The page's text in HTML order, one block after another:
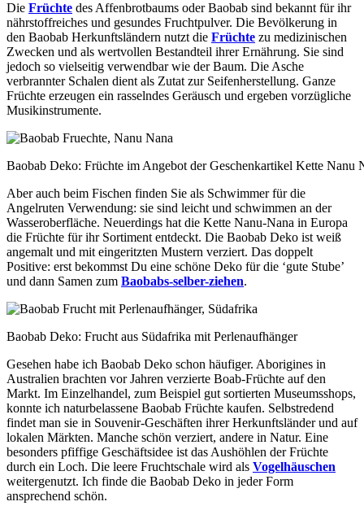
Die Früchte des Affenbrotbaums oder Baobab sind bekannt für ihr
nährstoffreiches und gesundes Fruchtpulver. Die Bevölkerung in
den Baobab Herkunftsländern nutzt die Früchte zu medizinischen
Zwecken und als wertvollen Bestandteil ihrer Ernährung. Sie sind
jedoch so vielseitig verwendbar wie der Baum. Die Asche
verbrannter Schalen dient als Zutat zur Seifenherstellung. Ganze
Früchte erzeugen ein rasselndes Geräusch und ergeben vorzügliche
Musikinstrumente.
Baobab Deko: Früchte im Angebot der Geschenkartikel Kette Nanu
Aber auch beim Fischen finden Sie als Schwimmer für die
Angelruten Verwendung: sie sind leicht und schwimmen an der
Wasseroberfläche. Neuerdings hat die Kette Nanu-Nana in Europa
die Früchte für ihr Sortiment entdeckt. Die Baobab Deko ist weiß
angemalt und mit eingeritzten Mustern verziert. Das doppelt
Positive: erst bekommst Du eine schöne Deko für die ‘gute Stube’
und dann Samen zum Baobabs-selber-ziehen.
Baobab Deko: Frucht aus Südafrika mit Perlenaufhänger
Gesehen habe ich Baobab Deko schon häufiger. Aborigines in
Australien brachten vor Jahren verzierte Boab-Früchte auf den
Markt. Im Einzelhandel, zum Beispiel gut sortierten Museumsshops,
konnte ich naturbelassene Baobab Früchte kaufen. Selbstredend
findet man sie in Souvenir-Geschäften ihrer Herkunftsländer und auf
lokalen Märkten. Manche schön verziert, andere in Natur. Eine
besonders pfiffige Geschäftsidee ist das Aushöhlen der Früchte
durch ein Loch. Die leere Fruchtschale wird als Vogelhäuschen
weitergenutzt. Ich finde die Baobab Deko in jeder Form
ansprechend schön.